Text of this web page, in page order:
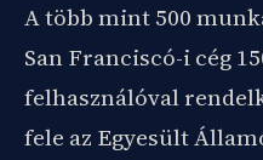
A több mint 500
San Franciscó-i cég
felhasználóval
fele az Egyesült